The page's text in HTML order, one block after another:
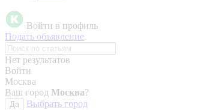
Войти в профиль
Подать объявление
Нет результатов
Войти
Москва
Ваш город Москва?
Да
Выбрать город